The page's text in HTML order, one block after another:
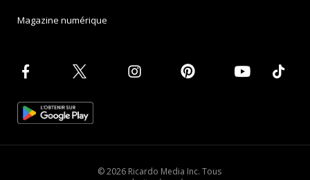
Magazine numérique
© 2026 Ricardo Media Inc. Tous